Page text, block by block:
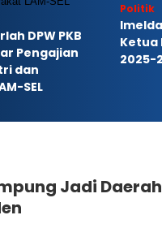
DPW PKB
Pengajian
dan
SEL
Politik
Ketua
2025-
Jadi